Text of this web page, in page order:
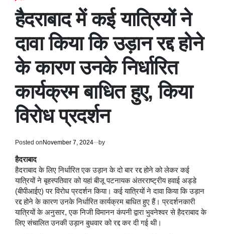
IN
हैदराबाद में कई यात्रियों ने
दावा किया कि उड़ान रद्द होने
के कारण उनके निर्धारित
कार्यक्रम बाधित हुए, किया
विरोध प्रदर्शन
Posted onNovember 7, 2024 by
हैदराबाद
हैदराबाद के लिए निर्धारित एक उड़ान के दो बार रद्द होने को लेकर कई
यात्रियों ने बृहस्पतिवार को यहां बीजू पटनायक अंतरराष्ट्रीय हवाई अड्डे
(बीपीआईए) पर विरोध प्रदर्शन किया। कई यात्रियों ने दावा किया कि उड़ान
रद्द होने के कारण उनके निर्धारित कार्यक्रम बाधित हुए हैं। प्रदर्शनकारी
यात्रियों के अनुसार, एक निजी विमानन कंपनी द्वारा भुवनेश्वर से हैदराबाद के
लिए संचालित उनकी उड़ान बुधवार को रद्द कर दी गई थी।